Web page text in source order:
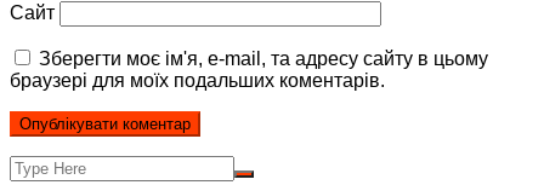
Сайт
Зберегти моє ім'я, e-mail, та адресу сайту в цьому
браузері для моїх подальших коментарів.